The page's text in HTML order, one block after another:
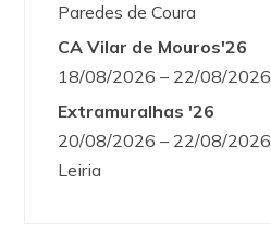
Paredes de Coura
CA Vilar de Mouros'26
18/08/2026 – 22/08/2026
Extramuralhas '26
20/08/2026 – 22/08/2026
Leiria